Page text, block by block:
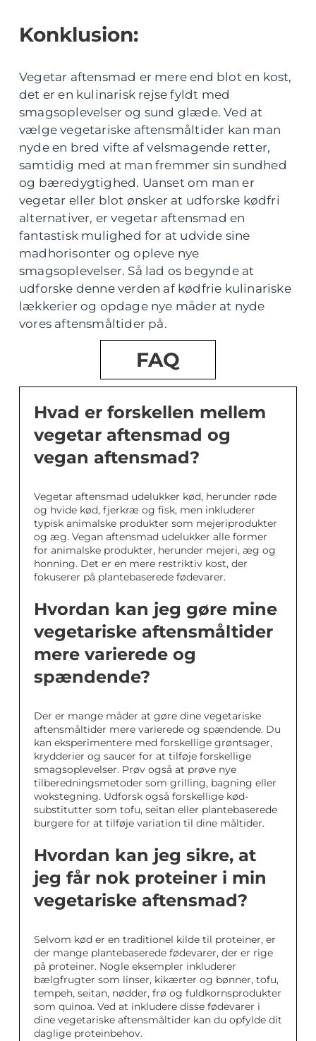
Konklusion:
Vegetar aftensmad er mere end blot en kost,
det er en kulinarisk rejse fyldt med
smagsoplevelser og sund glæde. Ved at
vælge vegetariske aftensmåltider kan man
nyde en bred vifte af velsmagende retter,
samtidig med at man fremmer sin sundhed
og bæredygtighed. Uanset om man er
vegetar eller blot ønsker at udforske kødfri
alternativer, er vegetar aftensmad en
fantastisk mulighed for at udvide sine
madhorisonter og opleve nye
smagsoplevelser. Så lad os begynde at
udforske denne verden af kødfrie kulinariske
lækkerier og opdage nye måder at nyde
vores aftensmåltider på.
FAQ
Hvad er forskellen mellem
vegetar aftensmad og
vegan aftensmad?
Vegetar aftensmad udelukker kød, herunder røde
og hvide kød, fjerkræ og fisk, men inkluderer
typisk animalske produkter som mejeriprodukter
og æg. Vegan aftensmad udelukker alle former
for animalske produkter, herunder mejeri, æg og
honning. Det er en mere restriktiv kost, der
fokuserer på plantebaserede fødevarer.
Hvordan kan jeg gøre mine
vegetariske aftensmåltider
mere varierede og
spændende?
Der er mange måder at gøre dine vegetariske
aftensmåltider mere varierede og spændende. Du
kan eksperimentere med forskellige grøntsager,
krydderier og saucer for at tilføje forskellige
smagsoplevelser. Prøv også at prøve nye
tilberedningsmetoder som grilling, bagning eller
wokstegning. Udforsk også forskellige kød-
substitutter som tofu, seitan eller plantebaserede
burgere for at tilføje variation til dine måltider.
Hvordan kan jeg sikre, at
jeg får nok proteiner i min
vegetariske aftensmad?
Selvom kød er en traditionel kilde til proteiner, er
der mange plantebaserede fødevarer, der er rige
på proteiner. Nogle eksempler inkluderer
bælgfrugter som linser, kikærter og bønner, tofu,
tempeh, seitan, nødder, frø og fuldkornsprodukter
som quinoa. Ved at inkludere disse fødevarer i
dine vegetariske aftensmåltider kan du opfylde dit
daglige proteinbehov.